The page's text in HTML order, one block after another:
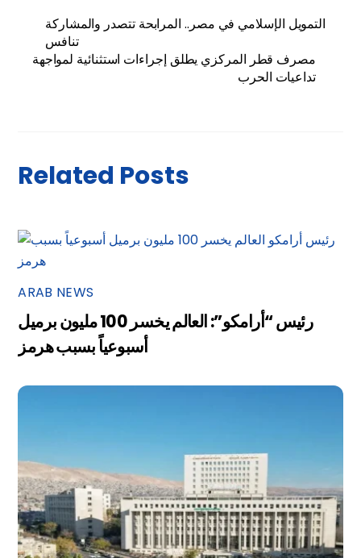
التمويل الإسلامي في مصر.. المرابحة تتصدر والمشاركة
تنافس
مصرف قطر المركزي يطلق إجراءات استثنائية لمواجهة
تداعيات الحرب
Related Posts
ARAB NEWS
رئيس “أرامكو”: العالم يخسر 100 مليون برميل
أسبوعياً بسبب هرمز